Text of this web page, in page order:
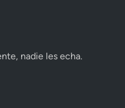
nadie les echa.